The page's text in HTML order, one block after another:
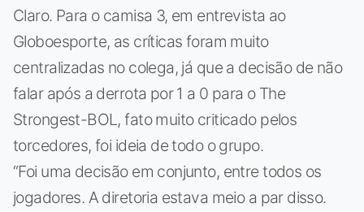
Claro. Para o camisa 3, em entrevista ao
Globoesporte, as críticas foram muito
centralizadas no colega, já que a decisão de não
falar após a derrota por 1 a 0 para o The
Strongest-BOL, fato muito criticado pelos
torcedores, foi ideia de todo o grupo.
“Foi uma decisão em conjunto, entre todos os
jogadores. A diretoria estava meio a par disso.